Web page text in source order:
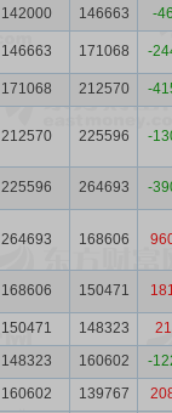
142000 146663 -
146663 171068 -
171068 212570 -
212570 225596 -
225596 264693 -
264693 168606
168606 150471
150471 148323
148323 160602
-
160602 139767